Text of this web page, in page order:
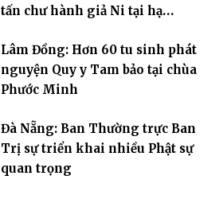
tấn chư hành giả Ni tại hạ
tỉnh
Lâm Đồng: Hơn 60 tu sinh phát
nguyện Quy y Tam bảo tại chùa
Phước Minh
Đà Nẵng: Ban Thường trực Ban
Trị sự triển khai nhiều Phật sự
quan trọng